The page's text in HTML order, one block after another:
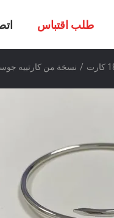
طلب اقتباس
/ نسخة من كارتييه جوستون كلو سوار 18 كارت ذهب أبيض